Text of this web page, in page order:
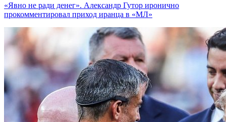
«Явно не ради денег». Александр Гутор иронично
прокомментировал приход иранца в «МЛ»